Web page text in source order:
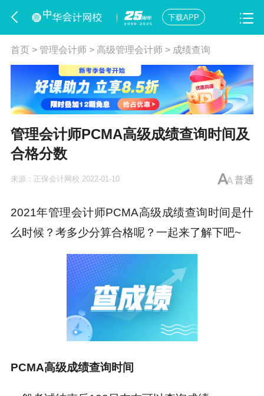
下载APP
首页> 管理会计师> 高级管理会计师> 成绩查询
管理会计师PCMA高级成绩查询时间及
合格分数
普通
来源： 正保会计网校 2022-01-10
2021年管理会计师PCMA高级成绩查询时间是什
么时候？考多少分算合格呢？一起来了解下吧~
PCMA高级成绩查询时间